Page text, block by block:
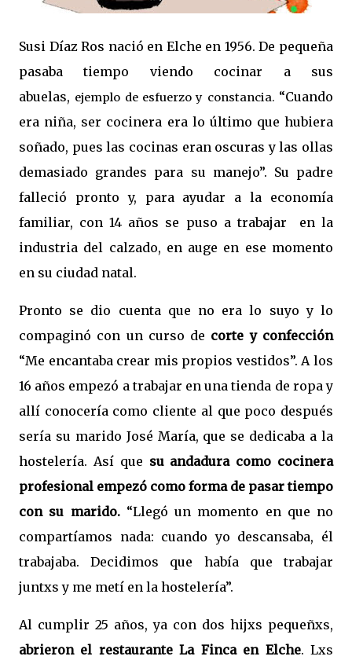
Susi Díaz Ros nació en Elche en 1956. De pequeña
pasaba tiempo viendo cocinar a sus
abuelas, ejemplo de esfuerzo y constancia. “Cuando
era niña, ser cocinera era lo último que hubiera
soñado, pues las cocinas eran oscuras y las ollas
demasiado grandes para su manejo”. Su padre
falleció pronto y, para ayudar a la economía
familiar, con 14 años se puso a trabajar en la
industria del calzado, en auge en ese momento
en su ciudad natal.
Pronto se dio cuenta que no era lo suyo y lo
compaginó con un curso de corte y confección
“Me encantaba crear mis propios vestidos”. A los
16 años empezó a trabajar en una tienda de ropa y
allí conocería como cliente al que poco después
sería su marido José María, que se dedicaba a la
hostelería. Así que su andadura como cocinera
profesional empezó como forma de pasar tiempo
con su marido.“Llegó un momento en que no
compartíamos nada: cuando yo descansaba, él
trabajaba. Decidimos que había que trabajar
juntxs y me metí en la hostelería”.
Al cumplir 25 años, ya con dos hijxs pequeñxs,
abrieron el restaurante La Finca en Elche. Lxs